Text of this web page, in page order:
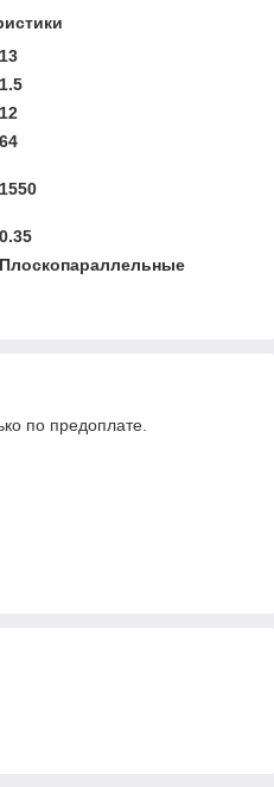
13
1.5
12
64
1550
0.35
Плоскопараллельные
по предоплате.